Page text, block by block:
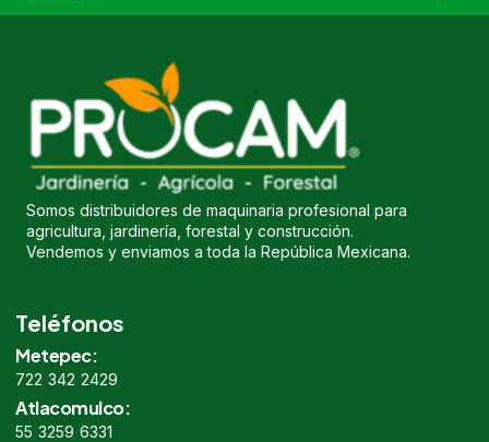
Somos distribuidores de maquinaria profesional para
agricultura, jardinería, forestal y construcción.
Vendemos y enviamos a toda la República Mexicana.
Teléfonos
Metepec:
722 342 2429
Atlacomulco:
55 3259 6331